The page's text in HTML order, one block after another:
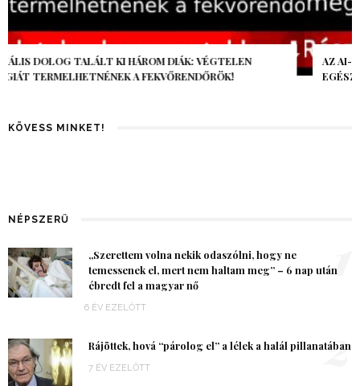
AZ AI-VILÁGVÉGE ÁRNYÉKA, CSAK PÁR ÓRA VOLT, MÉGIS AZ
EGÉSZ VILÁG MEGÉREZTE…
KÖVESS MINKET!
NÉPSZERŰ
„Szerettem volna nekik odaszólni, hogy ne
temessenek el, mert nem haltam meg” – 6 nap után
ébredt fel a magyar nő
6 ÉV EZELŐTT
1
Rájöttek, hová “párolog el” a lélek a halál pillanatában
7 ÉV EZELŐTT 2